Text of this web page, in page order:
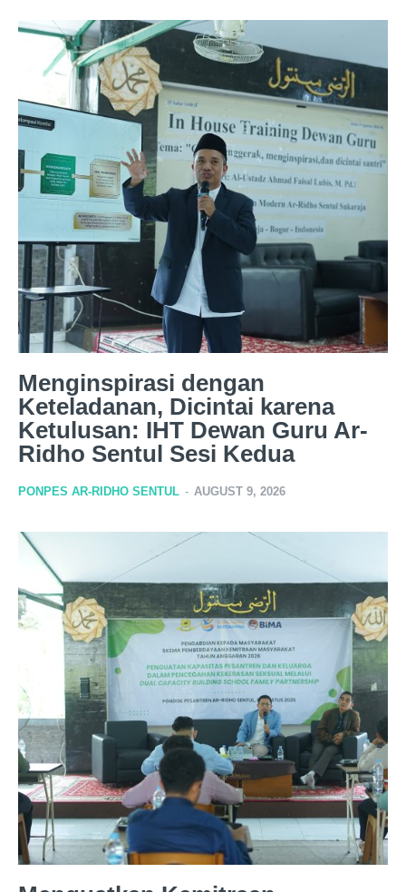
Menginspirasi dengan
Keteladanan, Dicintai karena
Ketulusan: IHT Dewan Guru Ar-
Ridho Sentul Sesi Kedua
PONPES AR-RIDHO SENTUL - AUGUST 9, 2026